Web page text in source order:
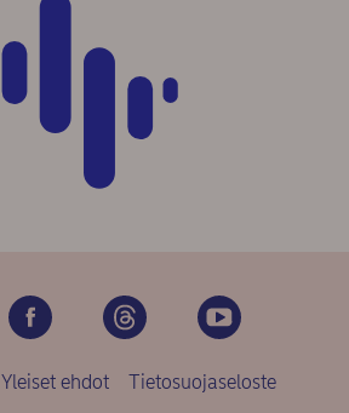
Yleiset ehdot Tietosuojaseloste